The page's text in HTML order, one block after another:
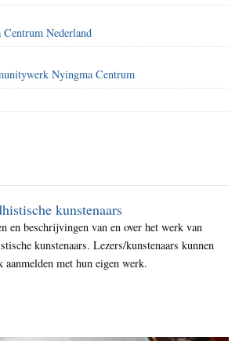
Nederland
Nyingma Centrum
kunstenaars
en beschrijvingen van en over het werk van
kunstenaars. Lezers/kunstenaars kunnen
aanmelden met hun eigen werk.